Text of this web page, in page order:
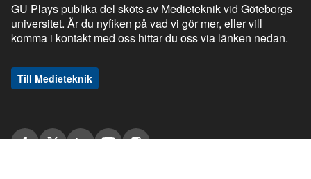
GU Plays publika del sköts av Medieteknik vid Göteborgs
universitet. Är du nyfiken på vad vi gör mer, eller vill
komma i kontakt med oss hittar du oss via länken nedan.
Till Medieteknik